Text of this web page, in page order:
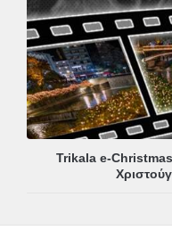
Trikala e-